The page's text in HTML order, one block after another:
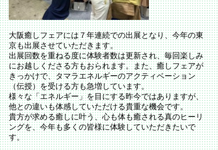
大阪癒しフェアには７年連続での出展となり、今年の東
京も出展させていただきます。
出展回数を重ねる度に体験者数は更新され、毎回楽しみ
にお越しくださる方もおられます。また、癒しフェアが
きっかけで、タマラエネルギーのアクティベーション
（伝授）を受ける方も急増しています。
様々な「エネルギー」を目にする昨今ではありますが、
他との違いも体感していただける貴重な機会です。
貴方が求める癒しに叶う、心も体も癒される真のヒーリ
ングを、今年も多くの皆様に体験していただきたいで
す。